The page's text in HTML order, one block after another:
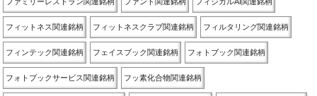
フィットネス関連銘柄 フィットネスクラブ関連銘柄 フィルタリング関連銘柄
フィンテック関連銘柄 フェイスブック関連銘柄 フォトブック関連銘柄
フォトブックサービス関連銘柄 フッ素化合物関連銘柄